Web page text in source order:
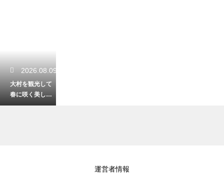
2026.08.09
大村を観光して
春に咲く美しい
花を観賞！季節
運営者情報